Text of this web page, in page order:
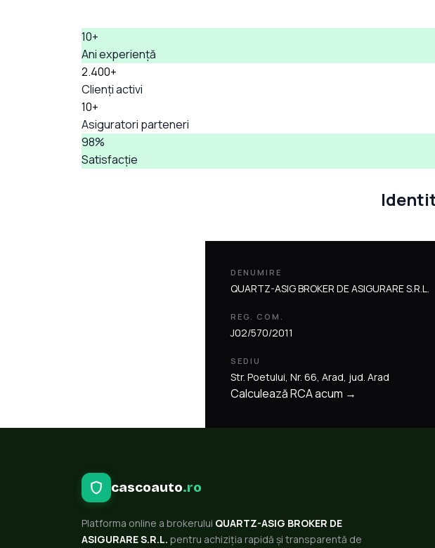
10+
Ani experiență
2.400+
Clienți activi
10+
Asiguratori parteneri
98%
Satisfacție
DENUMIRE
QUARTZ-ASIG BROKER DE ASIGURARE S.R.L.
REG. COM.
J02/570/2011
SEDIU
Str. Poetului, Nr. 66, Arad, jud. Arad
Calculează RCA acum →
cascoauto.ro
Platforma online a brokerului QUARTZ-ASIG BROKER DE
ASIGURARE S.R.L. pentru achiziția rapidă și transparentă de